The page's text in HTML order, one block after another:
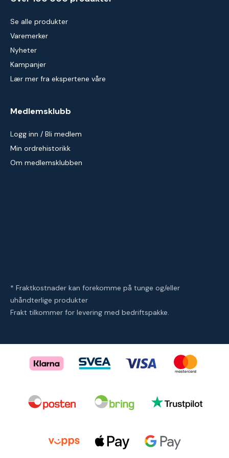
Se alle produkter
Varemerker
Nyheter
Kampanjer
Lær mer fra ekspertene våre
Medlemsklubb
Logg inn / Bli medlem
Min ordrehistorikk
Om medlemsklubben
* Fraktkostnader kan forekomme på tunge og/eller
uhåndterlige produkter
Frakt tilkommer for levering med bedriftspakke.